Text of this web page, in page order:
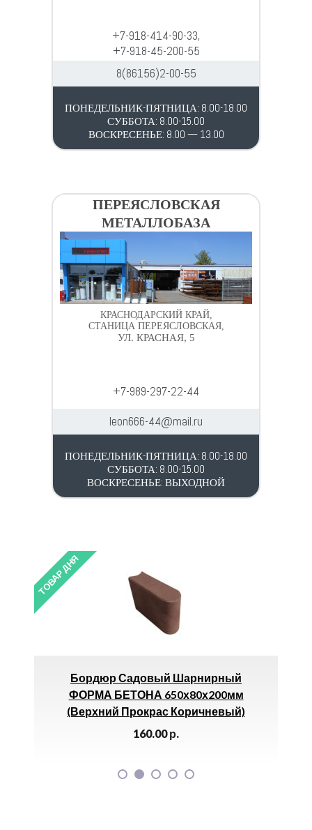
+7-918-414-90-33,
+7-918-45-200-55
8(86156)2-00-55
ПОНЕДЕЛЬНИК-ПЯТНИЦА: 8.00-18.00
СУББОТА: 8.00-15.00
ВОСКРЕСЕНЬЕ: 8.00 — 13.00
ПЕРЕЯСЛОВСКАЯ
МЕТАЛЛОБАЗА
КРАСНОДАРСКИЙ КРАЙ,
СТАНИЦА ПЕРЕЯСЛОВСКАЯ,
УЛ. КРАСНАЯ, 5
+7-989-297-22-44
leon666-44@mail.ru
ПОНЕДЕЛЬНИК-ПЯТНИЦА: 8.00-18.00
СУББОТА: 8.00-15.00
ВОСКРЕСЕНЬЕ: ВЫХОДНОЙ
Шарнирный
650х80х200мм
Прокрас Коричневый)
ТОВАР ДНЯ
Внешний Угол (3050